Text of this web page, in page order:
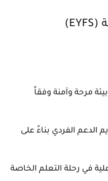
مرحة وآمنة وفقاً
الدعم الفردي بناءً على
في رحلة التعلم الخاصة